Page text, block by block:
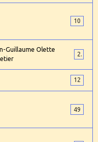
10
Guillaume Olette
2
12
49